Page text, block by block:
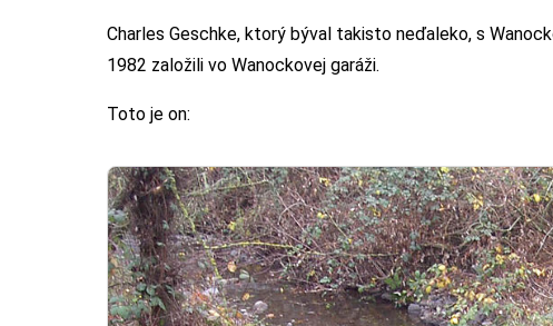
Charles Geschke, ktorý býval takisto neďaleko, s
1982 založili vo Wanockovej garáži.
Toto je on: